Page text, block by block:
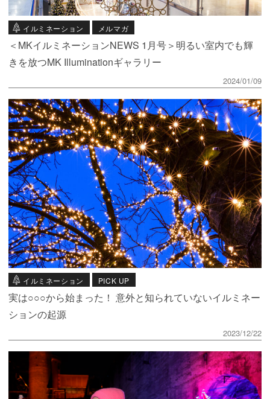
イルミネーション メルマガ
＜MKイルミネーションNEWS 1月号＞明るい室内でも輝
きを放つMK Illuminationギャラリー
2024/01/09
イルミネーション PICK UP
実は○○○から始まった！ 意外と知られていないイルミネー
ションの起源
2023/12/22